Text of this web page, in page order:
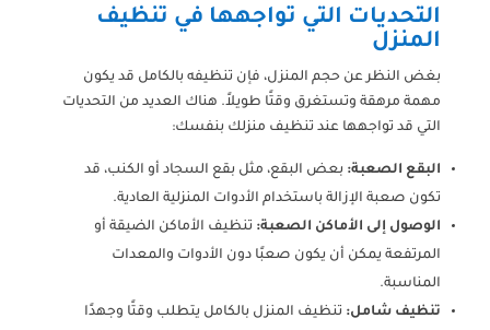
التحديات التي تواجهها في تنظيف
المنزل
بغض النظر عن حجم المنزل، فإن تنظيفه بالكامل قد يكون
مهمة مرهقة وتستغرق وقتًا طويلاً. هناك العديد من التحديات
التي قد تواجهها عند تنظيف منزلك بنفسك:
البقع الصعبة: بعض البقع، مثل بقع السجاد أو الكنب، قد
تكون صعبة الإزالة باستخدام الأدوات المنزلية العادية.
الوصول إلى الأماكن الصعبة: تنظيف الأماكن الضيقة أو
المرتفعة يمكن أن يكون صعبًا دون الأدوات والمعدات
المناسبة.
تنظيف شامل: تنظيف المنزل بالكامل يتطلب وقتًا وجهدًا